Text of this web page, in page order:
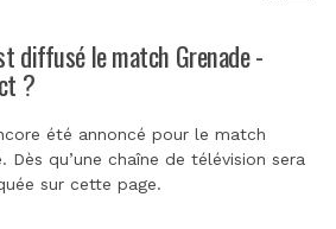
diffusé le match Grenade -
?
été annoncé pour le match
Dès qu’une chaîne de télévision sera
sur cette page.